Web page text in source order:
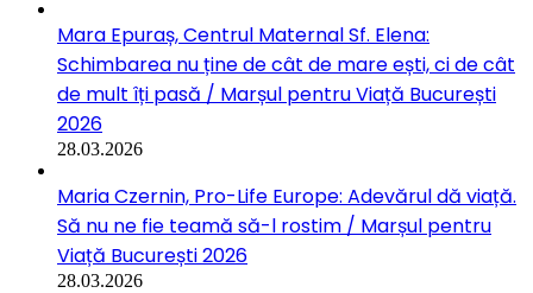
Mara Epuraș, Centrul Maternal Sf. Elena:
Schimbarea nu ține de cât de mare ești, ci de cât
de mult îți pasă / Marșul pentru Viață București
2026
28.03.2026
Maria Czernin, Pro-Life Europe: Adevărul dă viață.
Să nu ne fie teamă să-l rostim / Marșul pentru
Viață București 2026
28.03.2026